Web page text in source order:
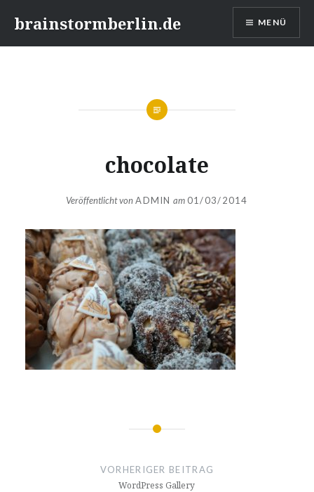
zum
Inhalt
brainstormberlin.de MENÜ
chocolate
Veröffentlicht vonADMIN am01/03/2014
NavigationVORHERIGER BEITRAG
WordPress Gallery